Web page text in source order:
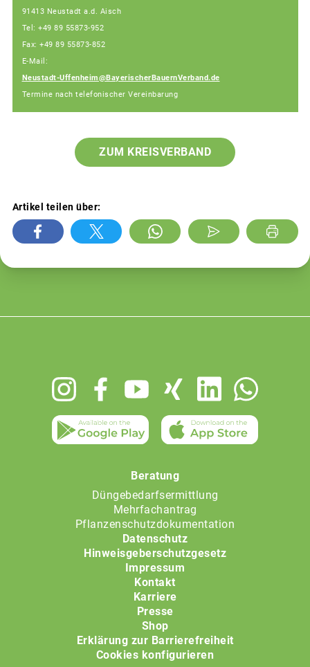
91413 Neustadt a.d. Aisch
Tel: +49 89 55873-952
Fax: +49 89 55873-852
E-Mail:
Neustadt-Uffenheim@BayerischerBauernVerband.de
Termine nach telefonischer Vereinbarung
ZUM KREISVERBAND
Artikel teilen über:
Beratung
Düngebedarfsermittlung
Mehrfachantrag
Pflanzenschutzdokumentation
Datenschutz
Hinweisgeberschutzgesetz
Impressum
Kontakt
Karriere
Presse
Shop
Erklärung zur Barrierefreiheit
Cookies konfigurieren